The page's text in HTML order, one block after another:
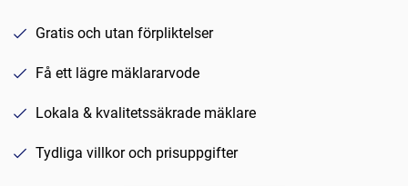
Gratis och utan förpliktelser
Få ett lägre mäklararvode
Lokala & kvalitetssäkrade mäklare
Tydliga villkor och prisuppgifter